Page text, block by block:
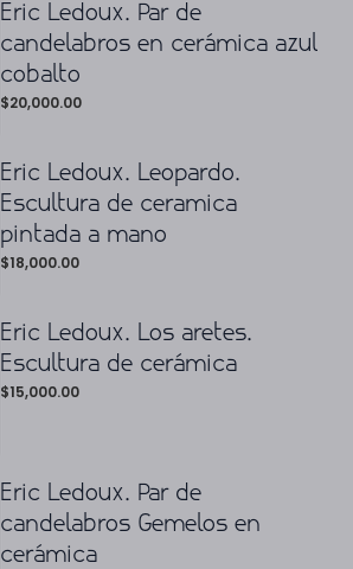
Eric Ledoux. Par de
candelabros en cerámica azul
cobalto
$20,000.00
Eric Ledoux. Leopardo.
Escultura de ceramica
pintada a mano
$18,000.00
Eric Ledoux. Los aretes.
Escultura de cerámica
$15,000.00
Eric Ledoux. Par de
candelabros Gemelos en
cerámica